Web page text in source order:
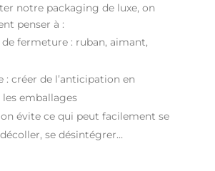
notre packaging de luxe, on
penser à :
fermeture : ruban, aimant,
: créer de l’anticipation en
emballages
évite ce qui peut facilement se
se désintégrer…